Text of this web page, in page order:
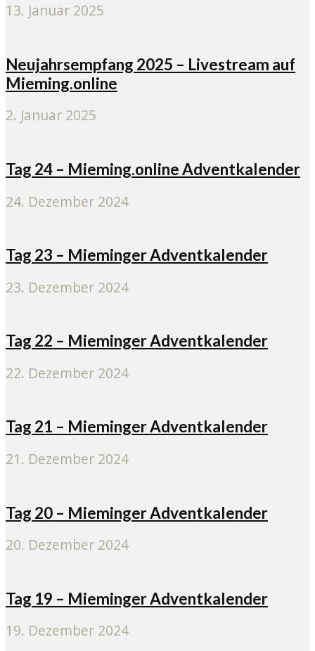
13. Januar 2025
Neujahrsempfang 2025 – Livestream auf
Mieming.online
2. Januar 2025
Tag 24 – Mieming.online Adventkalender
24. Dezember 2024
Tag 23 – Mieminger Adventkalender
23. Dezember 2024
Tag 22 – Mieminger Adventkalender
22. Dezember 2024
Tag 21 – Mieminger Adventkalender
21. Dezember 2024
Tag 20 – Mieminger Adventkalender
20. Dezember 2024
Tag 19 – Mieminger Adventkalender
19. Dezember 2024